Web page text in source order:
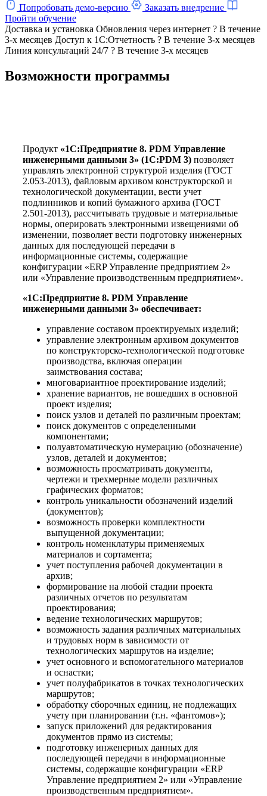
Попробовать демо-версию
Заказать внедрение
Пройти обучение
Доставка и установка Обновления через интернет ? В течение
3-х месяцев Доступ к 1С:Отчетность ? В течение 3-х месяцев
Линия консультаций 24/7 ? В течение 3-х месяцев
Возможности программы
Продукт «1С:Предприятие 8. PDM Управление
инженерными данными 3» (1С:PDM 3) позволяет
управлять электронной структурой изделия (ГОСТ
2.053-2013), файловым архивом конструкторской и
технологической документации, вести учет
подлинников и копий бумажного архива (ГОСТ
2.501-2013), рассчитывать трудовые и материальные
нормы, оперировать электронными извещениями об
изменении, позволяет вести подготовку инженерных
данных для последующей передачи в
информационные системы, содержащие
конфигурации «ERP Управление предприятием 2»
или «Управление производственным предприятием».
«1С:Предприятие 8. PDM Управление
инженерными данными 3» обеспечивает:
управление составом проектируемых изделий;
управление электронным архивом документов
по конструкторско-технологической подготовке
производства, включая операции
заимствования состава;
многовариантное проектирование изделий;
хранение вариантов, не вошедших в основной
проект изделия;
поиск узлов и деталей по различным проектам;
поиск документов с определенными
компонентами;
полуавтоматическую нумерацию (обозначение)
узлов, деталей и документов;
возможность просматривать документы,
чертежи и трехмерные модели различных
графических форматов;
контроль уникальности обозначений изделий
(документов);
возможность проверки комплектности
выпущенной документации;
контроль номенклатуры применяемых
материалов и сортамента;
учет поступления рабочей документации в
архив;
формирование на любой стадии проекта
различных отчетов по результатам
проектирования;
ведение технологических маршрутов;
возможность задания различных материальных
и трудовых норм в зависимости от
технологических маршрутов на изделие;
учет основного и вспомогательного материалов
и оснастки;
учет полуфабрикатов в точках технологических
маршрутов;
обработку сборочных единиц, не подлежащих
учету при планировании (т.н. «фантомов»);
запуск приложений для редактирования
документов прямо из системы;
подготовку инженерных данных для
последующей передачи в информационные
системы, содержащие конфигурации «ERP
Управление предприятием 2» или «Управление
производственным предприятием».